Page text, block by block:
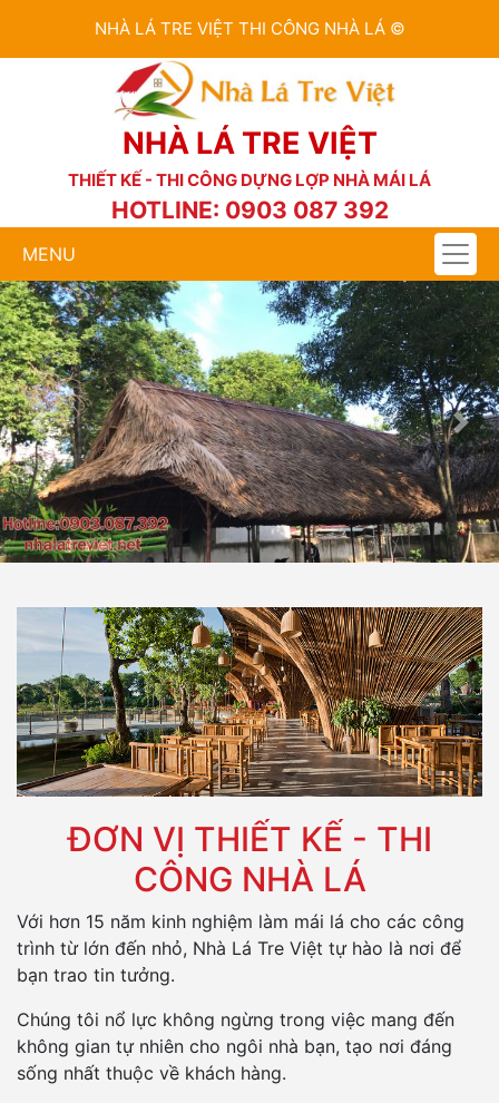
NHÀ LÁ TRE VIỆT THI CÔNG NHÀ LÁ ©
NHÀ LÁ TRE VIỆT
THIẾT KẾ - THI CÔNG DỰNG LỢP NHÀ MÁI LÁ
HOTLINE: 0903 087 392
MENU
Previous Next
ĐƠN VỊ THIẾT KẾ - THI
CÔNG NHÀ LÁ
Với hơn 15 năm kinh nghiệm làm mái lá cho các công
trình từ lớn đến nhỏ, Nhà Lá Tre Việt tự hào là nơi để
bạn trao tin tưởng.
Chúng tôi nổ lực không ngừng trong việc mang đến
không gian tự nhiên cho ngôi nhà bạn, tạo nơi đáng
sống nhất thuộc về khách hàng.